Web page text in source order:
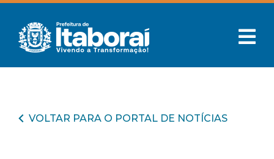
VOLTAR PARA O PORTAL DE NOTÍCIAS